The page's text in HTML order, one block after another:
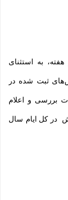
به استثنای
ثبت شده در
بررسی و اعلام
در کل ایام سال